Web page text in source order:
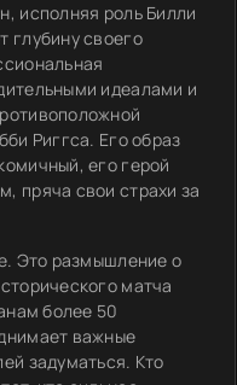
исполняя роль Билли
глубину своего
идеалами и
Риггса. Его образ
его герой
пряча свои страхи за
Это размышление о
матча
более 50
важные
задуматься. Кто